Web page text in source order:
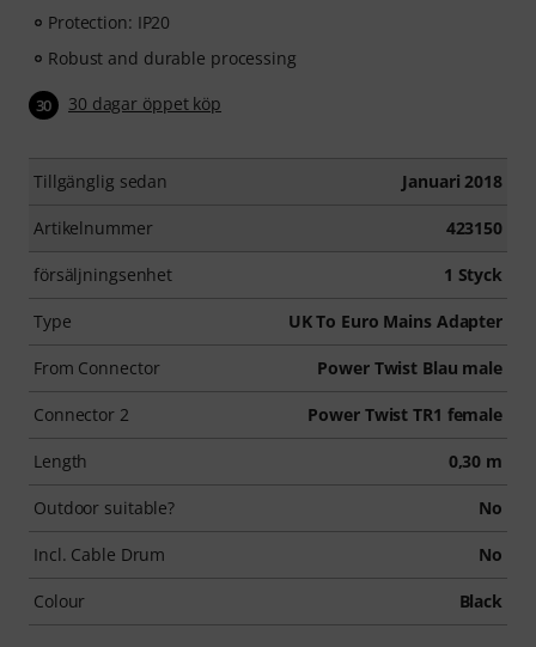
Protection: IP20
Robust and durable processing
30 30 dagar öppet köp
Tillgänglig sedan Januari 2018
Artikelnummer 423150
försäljningsenhet 1 Styck
Type UK To Euro Mains Adapter
From Connector Power Twist Blau male
Connector 2 Power Twist TR1 female
Length 0,30 m
Outdoor suitable? No
Incl. Cable Drum No
Colour Black